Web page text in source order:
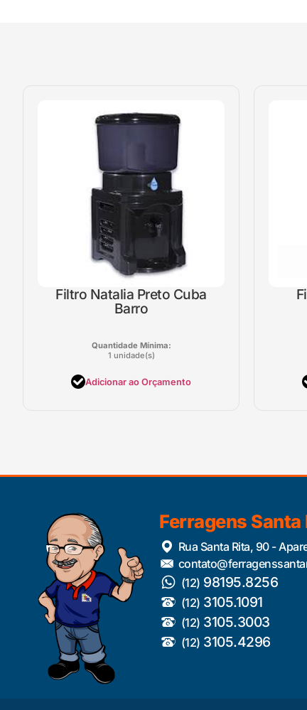
Filtro Natalia Preto Cuba
Barro
Quantidade Mínima:
1 unidade(s)
Adicionar ao Orçamento
Ferragens Santa
Rua Santa Rita, 90 -
(12) 98195.8256
(12) 3105.1091
(12) 3105.3003
(12) 3105.4296